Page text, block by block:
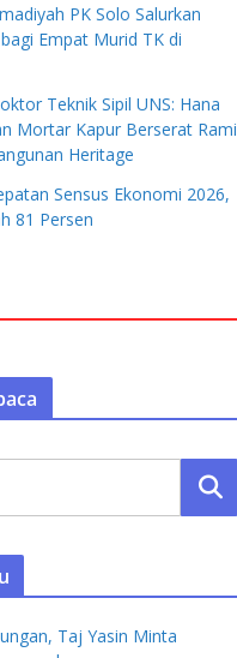
PK Solo Salurkan
Empat Murid TK di
Teknik Sipil UNS: Hana
Mortar Kapur Berserat Rami
Heritage
Sensus Ekonomi 2026,
81 Persen
Taj Yasin Minta